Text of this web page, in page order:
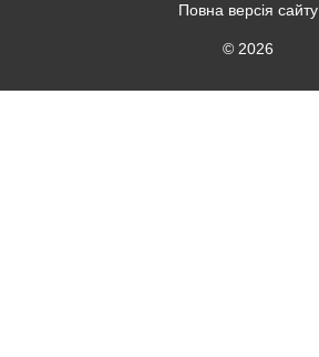
Повна версія сайту
© 2026